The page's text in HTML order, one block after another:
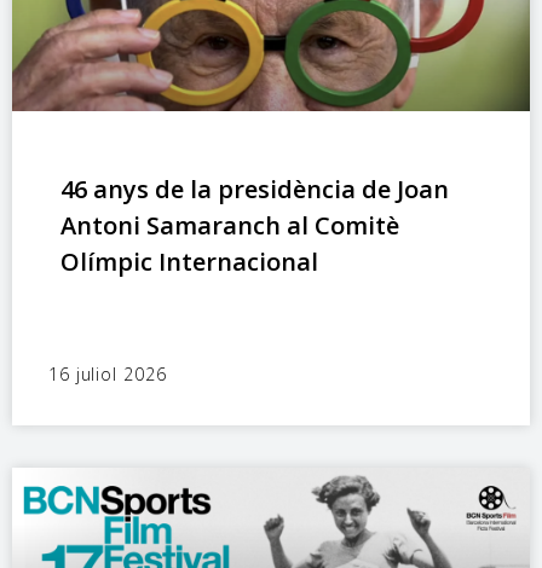
46 anys de la presidència de Joan
Antoni Samaranch al Comitè
Olímpic Internacional
16 juliol 2026